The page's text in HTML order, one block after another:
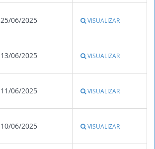
25/06/2025 VISUALIZAR
13/06/2025 VISUALIZAR
11/06/2025 VISUALIZAR
10/06/2025 VISUALIZAR